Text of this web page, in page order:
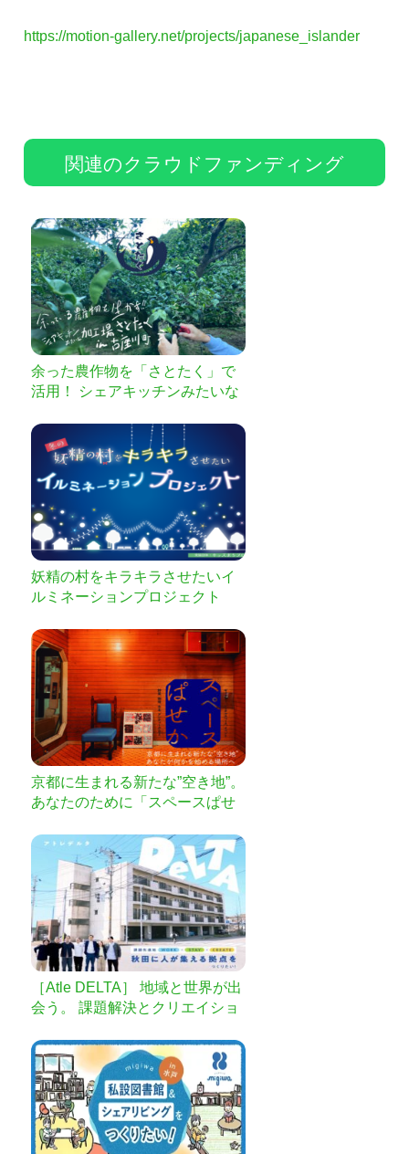
https://motion-gallery.net/projects/japanese_islander
関連のクラウドファンディング
余った農作物を「さとたく」で
活用！ シェアキッチンみたいな
の食べ方を探す！
妖精の村をキラキラさせたいイ
ルミネーションプロジェクト
京都に生まれる新たな”空き地”。
あなたのために「スペースぱせ
［Atle DELTA］ 地域と世界が出
会う。 課題解決とクリエイショ